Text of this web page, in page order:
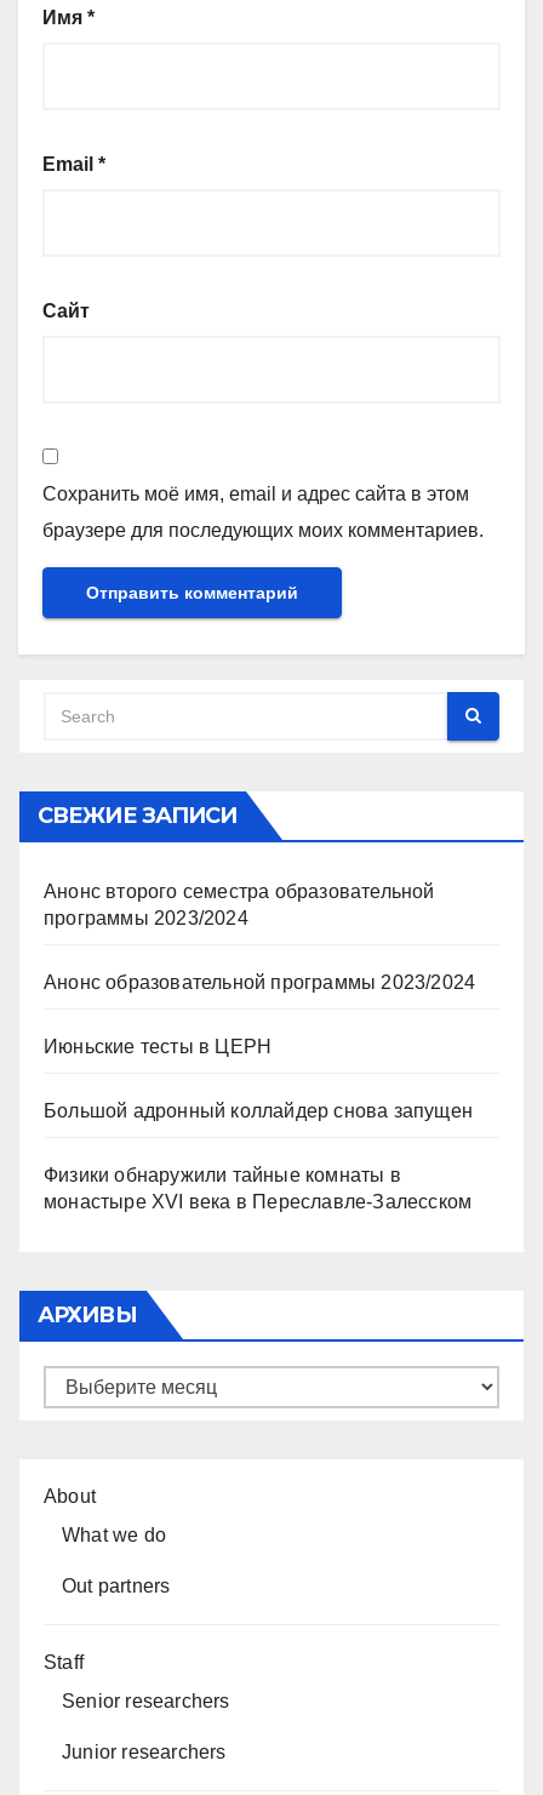
Имя *
Email *
Сайт
Сохранить моё имя, email и адрес сайта в этом
браузере для последующих моих комментариев.
СВЕЖИЕ ЗАПИСИ
Анонс второго семестра образовательной
программы 2023/2024
Анонс образовательной программы 2023/2024
Июньские тесты в ЦЕРН
Большой адронный коллайдер снова запущен
Физики обнаружили тайные комнаты в
монастыре XVI века в Переславле-Залесском
АРХИВЫ
Архивы
About
What we do
Out partners
Staff
Senior researchers
Junior researchers